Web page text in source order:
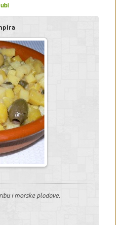
i morske plodove.